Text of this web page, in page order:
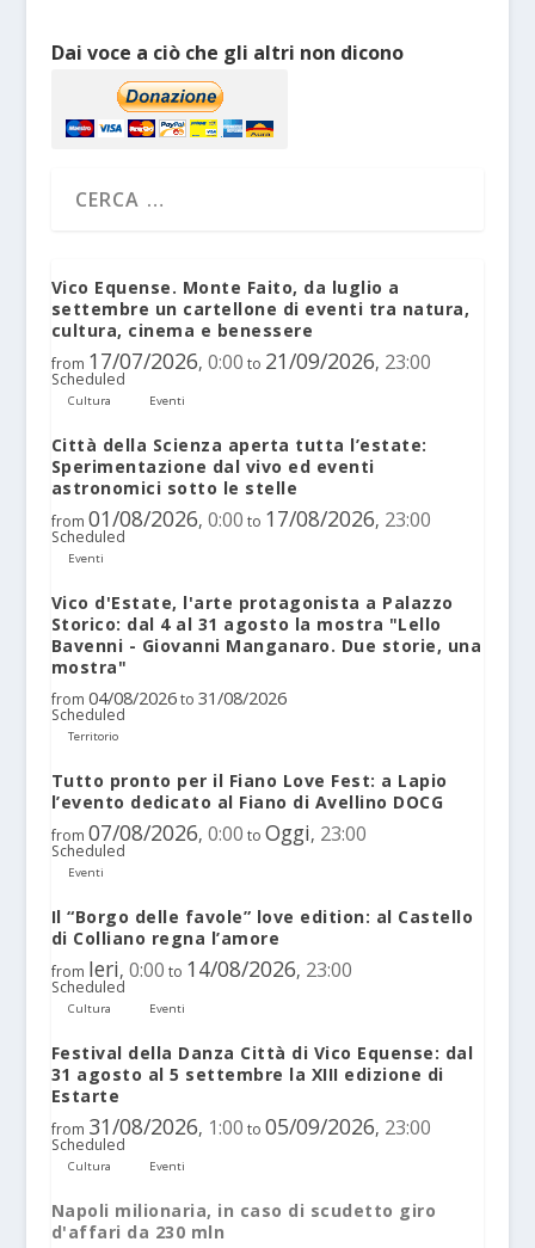
Dai voce a ciò che gli altri non dicono
Vico Equense. Monte Faito, da luglio a
settembre un cartellone di eventi tra natura,
cultura, cinema e benessere
from 17/07/2026, 0:00 to 21/09/2026, 23:00
Scheduled
Cultura Eventi
Città della Scienza aperta tutta l’estate:
Sperimentazione dal vivo ed eventi
astronomici sotto le stelle
from 01/08/2026, 0:00 to 17/08/2026, 23:00
Scheduled
Eventi
Vico d'Estate, l'arte protagonista a Palazzo
Storico: dal 4 al 31 agosto la mostra "Lello
Bavenni - Giovanni Manganaro. Due storie, una
mostra"
from 04/08/2026 to 31/08/2026
Scheduled
Territorio
Tutto pronto per il Fiano Love Fest: a Lapio
l’evento dedicato al Fiano di Avellino DOCG
from 07/08/2026, 0:00 to Oggi, 23:00
Scheduled
Eventi
Il “Borgo delle favole” love edition: al Castello
di Colliano regna l’amore
from Ieri, 0:00 to 14/08/2026, 23:00
Scheduled
Cultura Eventi
Festival della Danza Città di Vico Equense: dal
31 agosto al 5 settembre la XIII edizione di
Estarte
from 31/08/2026, 1:00 to 05/09/2026, 23:00
Scheduled
Cultura Eventi
Napoli milionaria, in caso di scudetto giro
d'affari da 230 mln